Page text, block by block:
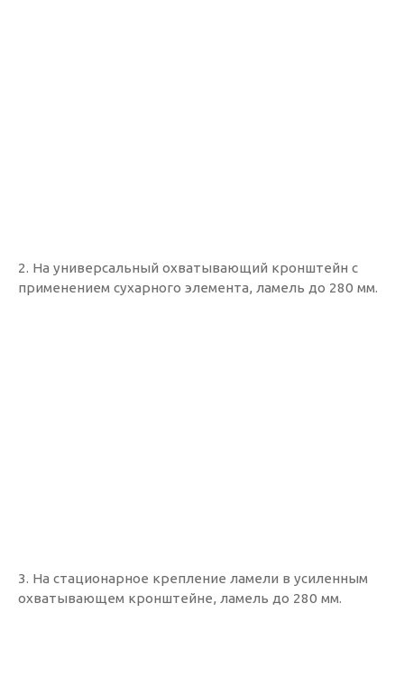
2. На универсальный охватывающий кронштейн с
применением сухарного элемента, ламель до 280 мм.
3. На стационарное крепление ламели в усиленным
охватывающем кронштейне, ламель до 280 мм.